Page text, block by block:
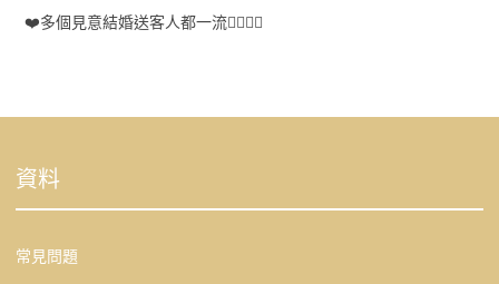
❤️多個見意結婚送客人都一流👍🏻👍🏻
資料
常見問題